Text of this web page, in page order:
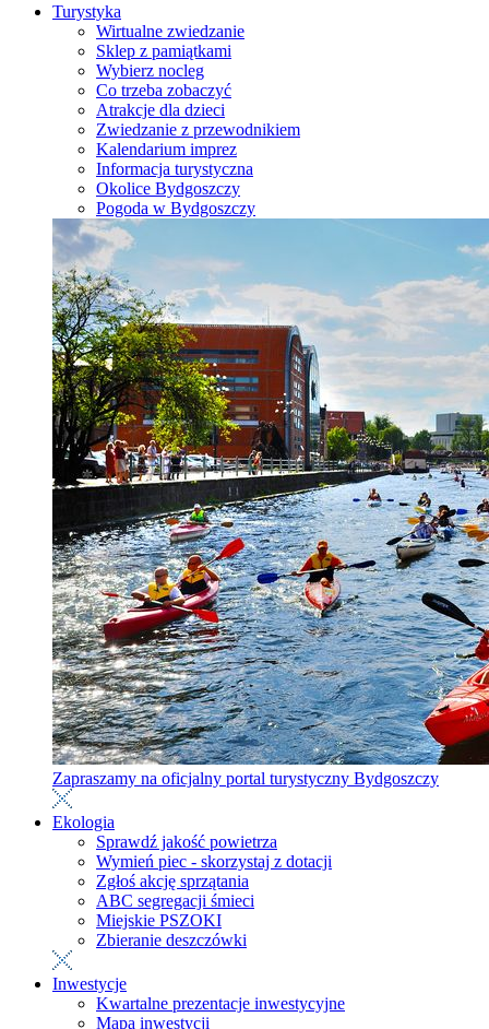
Turystyka
Wirtualne zwiedzanie
Sklep z pamiątkami
Wybierz nocleg
Co trzeba zobaczyć
Atrakcje dla dzieci
Zwiedzanie z przewodnikiem
Kalendarium imprez
Informacja turystyczna
Okolice Bydgoszczy
Pogoda w Bydgoszczy
Zapraszamy na oficjalny portal turystyczny Bydgoszczy
Ekologia
Sprawdź jakość powietrza
Wymień piec - skorzystaj z dotacji
Zgłoś akcję sprzątania
ABC segregacji śmieci
Miejskie PSZOKI
Zbieranie deszczówki
Inwestycje
Kwartalne prezentacje inwestycyjne
Mapa inwestycji